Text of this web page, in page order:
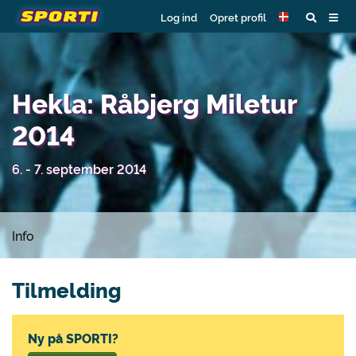
Log ind Opret profil
Hekla: Råbjerg Miletur
2014
6. - 7. september 2014
Info
Tilmelding
Ny på SPORTI?